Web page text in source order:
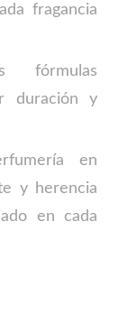
fragancia
fórmulas
duración y
en
y herencia
en cada